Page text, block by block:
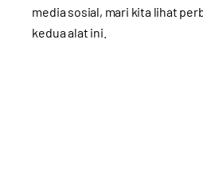
media sosial, mari kita lihat
kedua alat ini.